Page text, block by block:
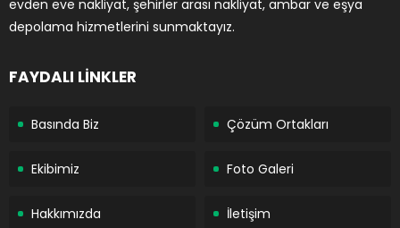
evden eve nakliyat, şehirler arası nakliyat, ambar ve eşya
depolama hizmetlerini sunmaktayız.
FAYDALI LİNKLER
Basında Biz Çözüm Ortakları
Ekibimiz Foto Galeri
Hakkımızda İletişim